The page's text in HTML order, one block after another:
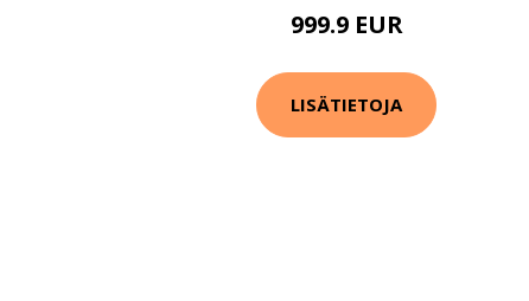
999.9 EUR
LISÄTIETOJA